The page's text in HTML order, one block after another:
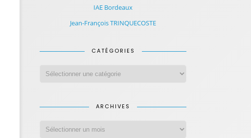
IAE Bordeaux
Jean-François TRINQUECOSTE
CATÉGORIES
ARCHIVES